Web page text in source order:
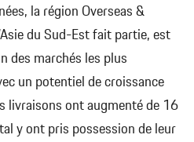
la région Overseas &
du Sud-Est fait partie, est
des marchés les plus
un potentiel de croissance
livraisons ont augmenté de 16
y ont pris possession de leur